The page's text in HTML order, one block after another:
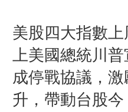
美股四大指數
上美國總統川
成停戰協議，
升，帶動台股今